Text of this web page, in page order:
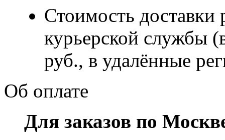
Стоимость доставки
курьерской службы
руб., в удалённые
Об оплате
Для заказов по